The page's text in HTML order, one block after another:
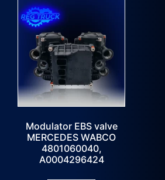
Modulator EBS valve
MERCEDES WABCO
4801060040,
A0004296424